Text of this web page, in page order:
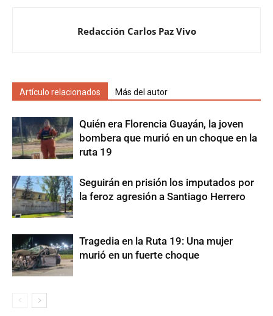
Redacción Carlos Paz Vivo
Artículo relacionados Más del autor
Quién era Florencia Guayán, la joven
bombera que murió en un choque en la
ruta 19
Seguirán en prisión los imputados por
la feroz agresión a Santiago Herrero
Tragedia en la Ruta 19: Una mujer
murió en un fuerte choque